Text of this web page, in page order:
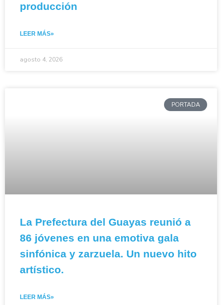
producción
LEER MÁS»
agosto 4, 2026
PORTADA
La Prefectura del Guayas reunió a
86 jóvenes en una emotiva gala
sinfónica y zarzuela. Un nuevo hito
artístico.
LEER MÁS»